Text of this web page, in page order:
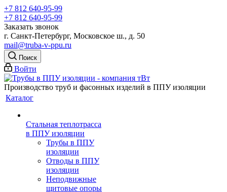
+7 812 640-95-99
+7 812 640-95-99
Заказать звонок
г. Санкт-Петербург, Московское ш., д. 50
mail@truba-v-ppu.ru
Поиск
Войти
Производство труб и фасонных изделий в ППУ изоляции
Каталог
Стальная теплотрасса
в ППУ изоляции
Трубы в ППУ
изоляции
Отводы в ППУ
изоляции
Неподвижные
щитовые опоры